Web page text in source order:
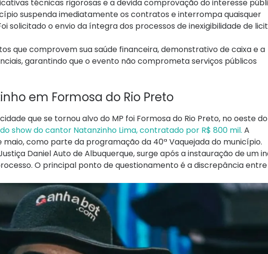
técnicas rigorosas e a devida comprovação do interesse
suspenda imediatamente os contratos e interrompa quaisquer
solicitado o envio da íntegra dos processos de inexigibilidade de
que comprovem sua saúde financeira, demonstrativo de caixa e a
garantindo que o evento não comprometa serviços públicos
em Formosa do Rio Preto
que se tornou alvo do MP foi Formosa do Rio Preto, no oeste
show do cantor Natanzinho Lima, contratado por R$ 800 mil. A
como parte da programação da 40ª Vaquejada do município.
Daniel Auto de Albuquerque, surge após a instauração de um
O principal ponto de questionamento é a discrepância